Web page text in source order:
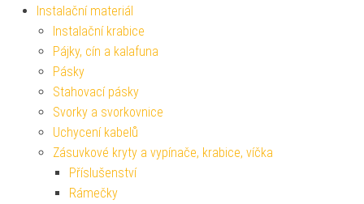
Instalační materiál
Instalační krabice
Pájky, cín a kalafuna
Pásky
Stahovací pásky
Svorky a svorkovnice
Uchycení kabelů
Zásuvkové kryty a vypínače, krabice, víčka
Příslušenství
Rámečky